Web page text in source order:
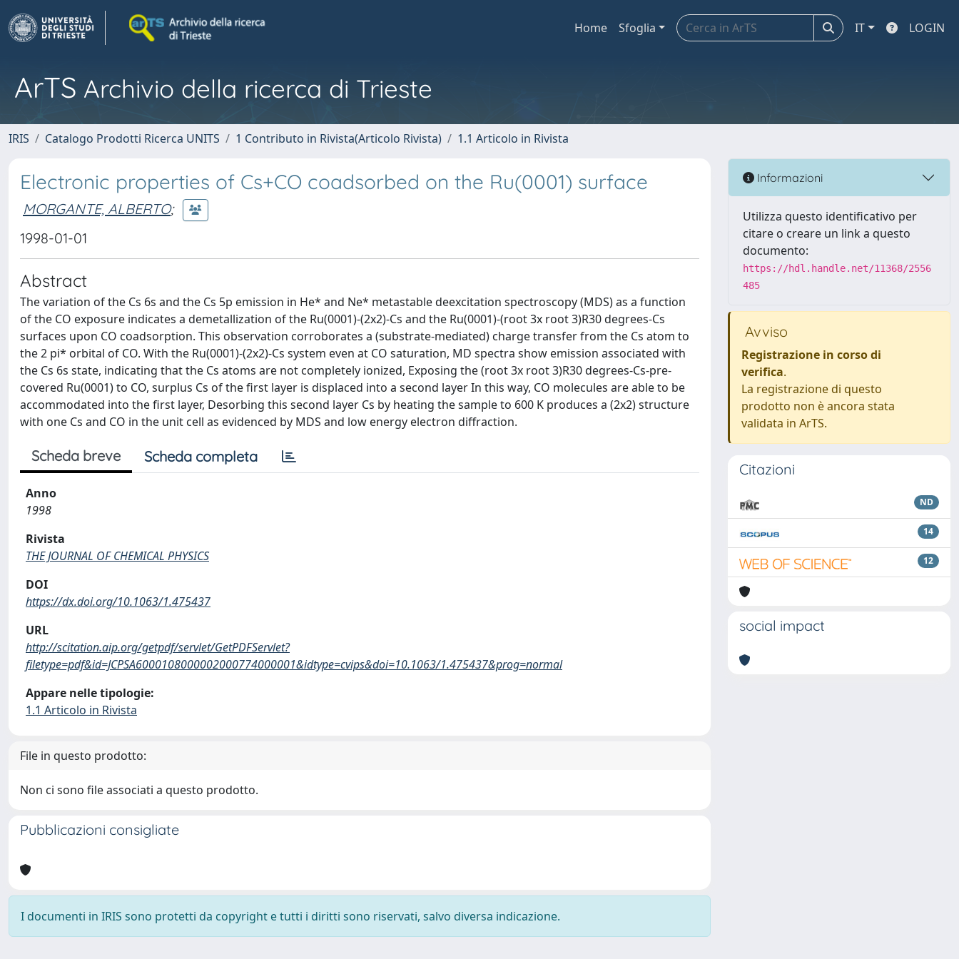
Home Sfoglia IT LOGIN
ArTS Archivio della ricerca di Trieste
IRIS Catalogo Prodotti Ricerca UNITS 1 Contributo in Rivista(Articolo Rivista) 1.1 Articolo in Rivista
Electronic properties of Cs+CO coadsorbed on the Ru(0001) surface
MORGANTE, ALBERTO;
1998-01-01
Abstract
The variation of the Cs 6s and the Cs 5p emission in He* and Ne* metastable deexcitation spectroscopy (MDS) as a function
of the CO exposure indicates a demetallization of the Ru(0001)-(2x2)-Cs and the Ru(0001)-(root 3x root 3)R30 degrees-Cs
surfaces upon CO coadsorption. This observation corroborates a (substrate-mediated) charge transfer from the Cs atom to
the 2 pi* orbital of CO. With the Ru(0001)-(2x2)-Cs system even at CO saturation, MD spectra show emission associated with
the Cs 6s state, indicating that the Cs atoms are not completely ionized, Exposing the (root 3x root 3)R30 degrees-Cs-pre-
covered Ru(0001) to CO, surplus Cs of the first layer is displaced into a second layer In this way, CO molecules are able to be
accommodated into the first layer, Desorbing this second layer Cs by heating the sample to 600 K produces a (2x2) structure
with one Cs and CO in the unit cell as evidenced by MDS and low energy electron diffraction.
Scheda breve Scheda completa
Anno
1998
Rivista
THE JOURNAL OF CHEMICAL PHYSICS
DOI
https://dx.doi.org/10.1063/1.475437
URL
http://scitation.aip.org/getpdf/servlet/GetPDFServlet?
filetype=pdf&id=JCPSA6000108000002000774000001&idtype=cvips&doi=10.1063/1.475437&prog=normal
Appare nelle tipologie:
1.1 Articolo in Rivista
File in questo prodotto:
Non ci sono file associati a questo prodotto.
Pubblicazioni consigliate
I documenti in IRIS sono protetti da copyright e tutti i diritti sono riservati, salvo diversa indicazione.
Informazioni
Utilizza questo identificativo per
citare o creare un link a questo
documento:
https://hdl.handle.net/11368/2556
485
Avviso
Registrazione in corso di
verifica.
La registrazione di questo
prodotto non è ancora stata
validata in ArTS.
Citazioni
ND
14
12
social impact